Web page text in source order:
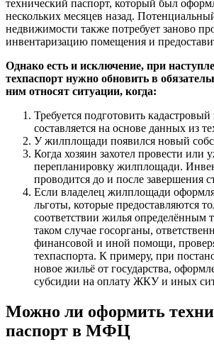
технический паспорт, который был
нескольких месяцев назад.
недвижимости также потребует заново
инвентаризацию помещения и
Однако есть и исключение, при
техпаспорт нужно обновить в
ним относят ситуации, когда:
Требуется подготовить
составляется на основе данных из
У жилплощади появился новый
Когда хозяин захотел провести или
перепланировку жилплощади.
проводится до и после завершения
Если владелец жилплощади
льготы, которые предоставляются
соответствии жилья определённым
таком случае госорганы,
финансовой и иной помощи,
техпаспорта. К примеру, при
новое жильё от государства,
субсидии на оплату ЖКУ и иных
Можно ли оформить
паспорт в МФЦ